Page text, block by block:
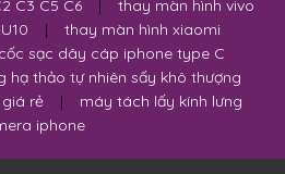
C3 C5 C6
|
thay màn hình vivo
|
thay màn hình xiaomi
cốc sạc dây cáp iphone type C
hạ thảo tự nhiên sấy khô thượng
rẻ
|
máy tách lấy kính lưng
iphone